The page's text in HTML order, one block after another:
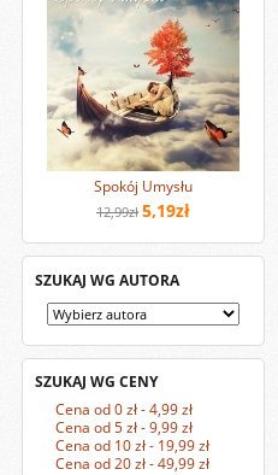
Spokój Umysłu
12,99zł 5,19zł
SZUKAJ WG AUTORA
SZUKAJ WG CENY
Cena od 0 zł - 4,99 zł
Cena od 5 zł - 9,99 zł
Cena od 10 zł - 19,99 zł
Cena od 20 zł - 49,99 zł